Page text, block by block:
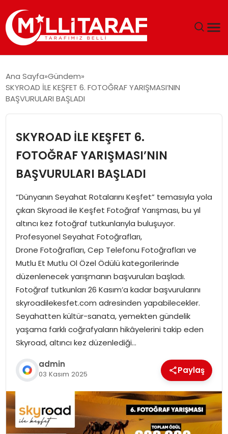
ÖZEL SAYFALAR
SPOR
SIYASET
MAGAZIN
Ana Sayfa Gündem
SKYROAD İLE KEŞFET 6. FOTOĞRAF YARIŞMASI’NIN
BAŞVURULARI BAŞLADI
SKYROAD İLE KEŞFET 6.
FOTOĞRAF YARIŞMASI’NIN
BAŞVURULARI BAŞLADI
“Dünyanın Seyahat Rotalarını Keşfet” temasıyla yola
çıkan Skyroad ile Keşfet Fotoğraf Yarışması, bu yıl
altıncı kez fotoğraf tutkunlarıyla buluşuyor.
Profesyonel Seyahat Fotoğrafları,
Drone Fotoğrafları, Cep Telefonu Fotoğrafları ve
Mutlu Et Mutlu Ol Özel Ödülü kategorilerinde
düzenlenecek yarışmanın başvuruları başladı.
Fotoğraf tutkunları 26 Kasım’a kadar başvurularını
skyroadilekesfet.com adresinden yapabilecekler.
Seyahatten kültür-sanata, yemekten gündelik
yaşama farklı coğrafyaların hikâyelerini takip eden
Skyroad, altıncı kez düzenlediği…
admin
03 Kasım 2025 Paylaş